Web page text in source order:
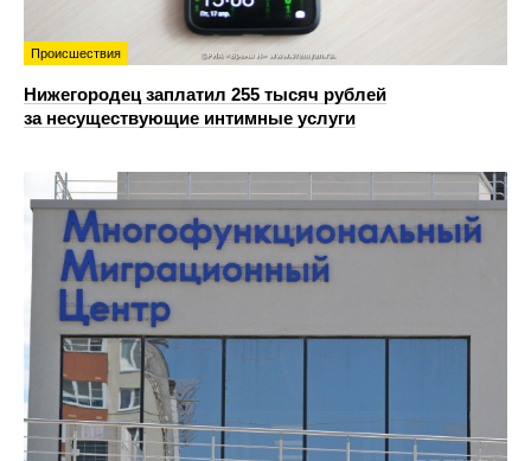
Происшествия
Нижегородец заплатил 255 тысяч рублей
за несуществующие интимные услуги